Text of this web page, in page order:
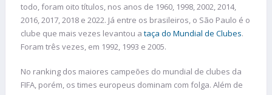
todo, foram oito títulos, nos anos de 1960, 1998, 2002, 2014,
2016, 2017, 2018 e 2022. Já entre os brasileiros, o São Paulo é o
clube que mais vezes levantou a taça do Mundial de Clubes.
Foram três vezes, em 1992, 1993 e 2005.
No ranking dos maiores campeões do mundial de clubes da
FIFA, porém, os times europeus dominam com folga. Além de